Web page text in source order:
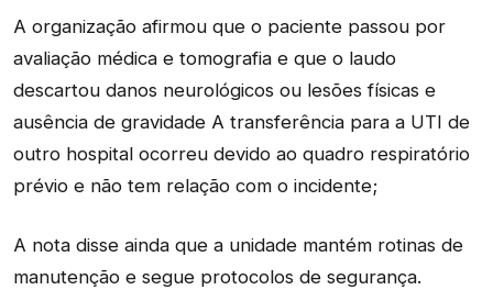
A organização afirmou que o paciente passou por
avaliação médica e tomografia e que o laudo
descartou danos neurológicos ou lesões físicas e
ausência de gravidade A transferência para a UTI de
outro hospital ocorreu devido ao quadro respiratório
prévio e não tem relação com o incidente;
A nota disse ainda que a unidade mantém rotinas de
manutenção e segue protocolos de segurança.